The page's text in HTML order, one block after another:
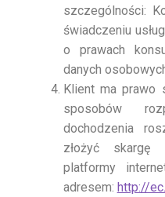
szczególności:
świadczeniu
o prawach
danych
Klient ma prawo
sposobów
dochodzenia
złożyć skargę
platformy
adresem: http://